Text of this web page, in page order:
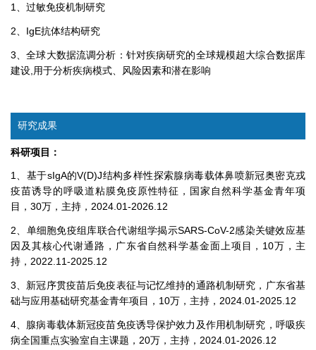
1、过敏免疫机制研究
2、IgE抗体结构研究
3、全球大数据流调分析：针对疾病研究的全球规模超大综合数据库
建设,用于分析疾病模式、风险因素和潜在影响
研究成果
科研项目：
1、基于sIgA的V(D)J结构多样性探索腺病毒载体鼻喷新冠奥密克戎
疫苗诱导的呼吸道粘膜免疫原性特征，国家自然科学基金青年项
目，30万，主持，2024.01-2026.12
2、单细胞免疫组库联合代谢组学揭示SARS-CoV-2感染关键效应基
因及其核心代谢通路，广东省自然科学基金面上项目，10万，主
持，2022.11-2025.12
3、新冠序贯疫苗后免疫表征与记忆维持的通路机制研究，广东省基
础与应用基础研究基金青年项目，10万，主持，2024.01-2025.12
4、腺病毒载体新冠疫苗免疫诱导保护效力及作用机制研究，呼吸疾
病全国重点实验室自主课题，20万，主持，2024.01-2026.12